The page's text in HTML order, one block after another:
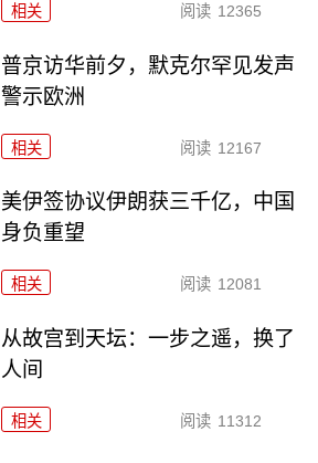
相关 阅读 12365
普京访华前夕，默克尔罕见发声
警示欧洲
相关 阅读 12167
美伊签协议伊朗获三千亿，中国
身负重望
相关 阅读 12081
从故宫到天坛：一步之遥，换了
人间
相关 阅读 11312